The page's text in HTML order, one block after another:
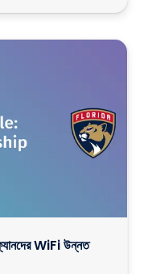
WiFi উন্নত